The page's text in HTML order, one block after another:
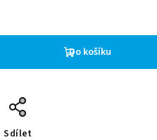
Do košíku
Sdílet